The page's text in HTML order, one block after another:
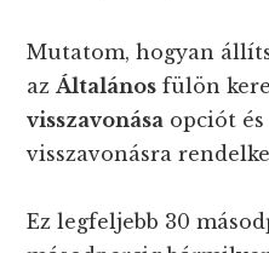
Mutatom, hogyan
azÁltalános fülön
visszavonása opciót
visszavonásra
Ez legfeljebb 30